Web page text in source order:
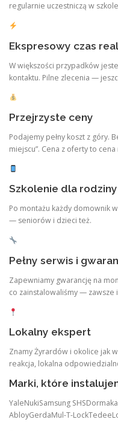
regularnie uczestniczą w
Ekspresowy czas
W większości przypadków
kontaktu. Pilne zlecenia —
Przejrzyste ceny
Podajemy pełny koszt z góry.
miejscu”. Cena z oferty to
Szkolenie dla rodziny
Po montażu każdy domownik
— seniorów i dzieci też.
Pełny serwis i
Zapewniamy gwarancję na
co zainstalowaliśmy — zawsze
Lokalny ekspert
Znamy Żyrardów i okolice jak
reakcja, lokalna
Marki, które
YaleNukiSamsung
AbloyGerdaMul-T-